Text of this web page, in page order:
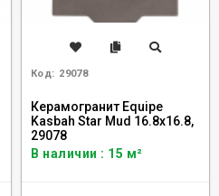
Код: 29078
Керамогранит Equipe
Kasbah Star Mud 16.8x16.8,
29078
В наличии : 15 м²